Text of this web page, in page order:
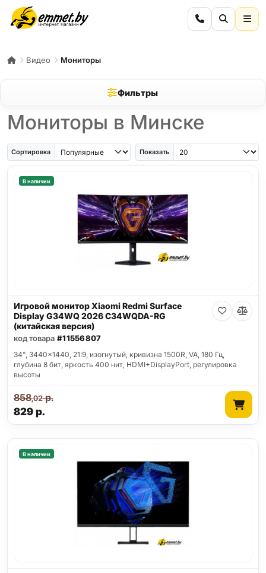
Видео Мониторы
Фильтры
Мониторы в Минске
Сортировка Показать
В наличии
Игровой монитор Xiaomi Redmi Surface
Display G34WQ 2026 C34WQDA-RG
(китайская версия)
код товара #11556807
34", 3440x1440, 21:9, изогнутый, кривизна 1500R, VA, 180 Гц,
глубина 8 бит, яркость 400 нит, HDMI+DisplayPort, регулировка
высоты
829р.
858,02р.
В наличии